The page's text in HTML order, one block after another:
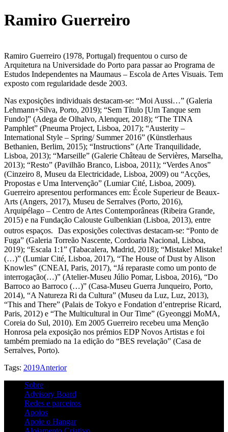
Ramiro Guerreiro
Ramiro Guerreiro (1978, Portugal) frequentou o curso de
Arquitetura na Universidade do Porto para passar ao Programa de
Estudos Independentes na Maumaus – Escola de Artes Visuais. Tem
exposto com regularidade desde 2003.
Nas exposições individuais destacam-se: “Moi Aussi…” (Galeria
Lehmann+Silva, Porto, 2019); “Sem Título [Um Tanque sem
Fundo]” (Adega de Olhalvo, Alenquer, 2018); “The TINA
Pamphlet” (Pneuma Project, Lisboa, 2017); “Austerity –
International Style – Spring/ Summer 2016” (Künstlerhaus
Bethanien, Berlim, 2015); “Instructions” (Arte Tranquilidade,
Lisboa, 2013); “Marseille” (Galerie Château de Servières, Marselha,
2013); “Resto” (Pavilhão Branco, Lisboa, 2011); “Verdes Anos”
(Cinzeiro 8, Museu da Electricidade, Lisboa, 2009) ou “Acções,
Propostas e Uma Intervenção” (Lumiar Cité, Lisboa, 2009).
Guerreiro apresentou performances em: École Superieur de Beaux-
Arts (Angers, 2017), Museu de Serralves (Porto, 2016),
Arquipélago – Centro de Artes Contemporâneas (Ribeira Grande,
2015) e na Fundação Calouste Gulbenkian (Lisboa, 2013), entre
outros espaços. Das exposições colectivas destacam-se: “Ponto de
Fuga” (Galeria Torreão Nascente, Cordoaria Nacional, Lisboa,
2019); “Escala 1:1” (Tabacalera, Madrid, 2018); “Mistake! Mistake!
(…)” (Lumiar Cité, Lisboa, 2017), “The House of Dust by Alison
Knowles” (CNEAI, Paris, 2017), “Já reparaste como um ponto de
interrogação(…)” (Atelier-Museu Júlio Pomar, Lisboa, 2016), “Do
Barroco ao Barroco (…)” (Casa-Museu Guerra Junqueiro, Porto,
2014), “A Natureza Ri da Cultura” (Museu da Luz, Luz, 2013),
“This and There” (Palais de Tokyo e Fondation d’entreprise Ricard,
Paris, 2012) e “The Multicultural in Our Time” (Gyeonggi MoMA,
Coreia do Sul, 2010). Em 2005 Guerreiro recebeu uma Menção
Honrosa pela exposição nos prémios EDP Novos Artistas e foi
também premiado na 1a edição do “BES revelação” (Casa de
Serralves, Porto).
Tags: 2019Anterior
Sobre
Advisory Board
Redes e parceiros
Apoios
Apoie o Hangar